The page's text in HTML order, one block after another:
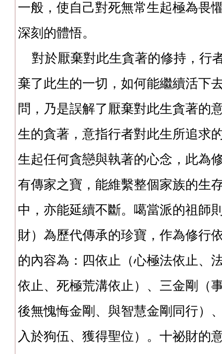
一般，使自己對死無常生起極為畏
深刻的體悟。
對於厭棄對此生貪著的修持，行
棄了此生的一切，如何能繼續活下
問，乃是誤解了厭棄對此生貪著的
生的貪著，意指行者對此生所追求
生起任何貪戀與執著的心念，此為
有傳家之寶，能維繫整個家族的生
中，亦能延續不斷。噶當派的祖師
財）為歷代傳承的珍寶，作為修行
的內容為：四依止（心極法依止、
依止、死極荒溝依止）、三金剛（
後無愧悔金剛、與智慧金剛同行）
入於狗伍、獲得聖位）。十祕財的